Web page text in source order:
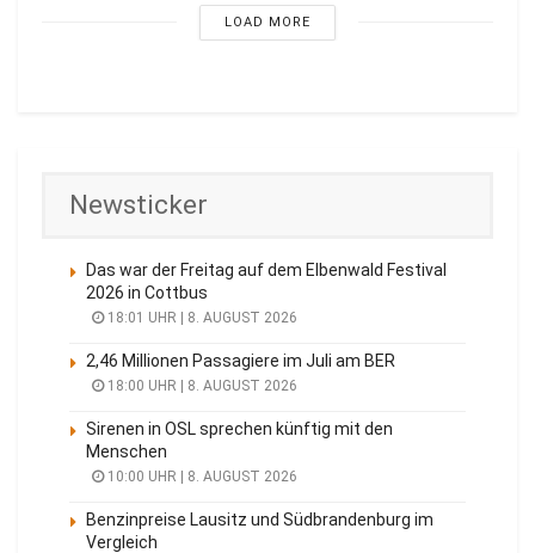
LOAD MORE
Newsticker
Das war der Freitag auf dem Elbenwald Festival
2026 in Cottbus
18:01 UHR | 8. AUGUST 2026
2,46 Millionen Passagiere im Juli am BER
18:00 UHR | 8. AUGUST 2026
Sirenen in OSL sprechen künftig mit den
Menschen
10:00 UHR | 8. AUGUST 2026
Benzinpreise Lausitz und Südbrandenburg im
Vergleich